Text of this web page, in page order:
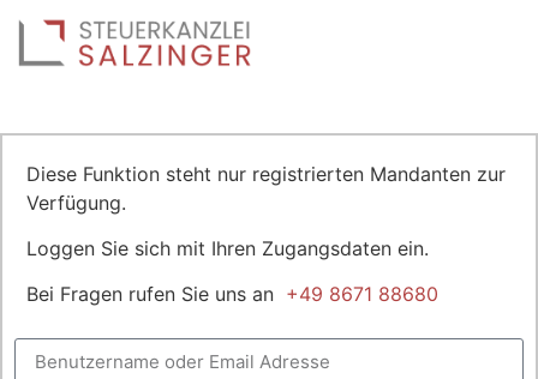
Diese Funktion steht nur registrierten Mandanten zur
Verfügung.
Loggen Sie sich mit Ihren Zugangsdaten ein.
Bei Fragen rufen Sie uns an +49 8671 88680